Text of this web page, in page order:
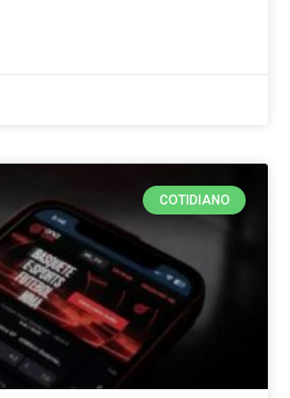
COTIDIANO